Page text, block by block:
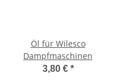
Öl für Wilesco
Dampfmaschinen
3,80 € *